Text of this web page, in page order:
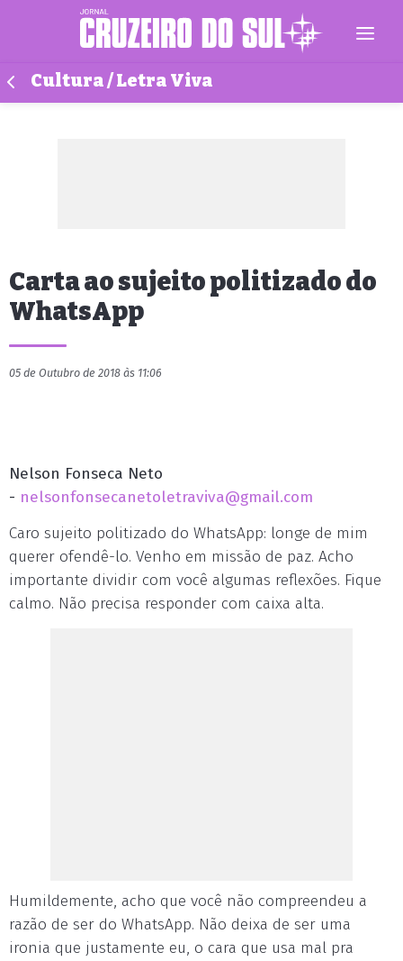
Cultura / Letra Viva
Carta ao sujeito politizado do
WhatsApp
05 de Outubro de 2018 às 11:06
Nelson Fonseca Neto
- nelsonfonsecanetoletraviva@gmail.com
Caro sujeito politizado do WhatsApp: longe de mim
querer ofendê-lo. Venho em missão de paz. Acho
importante dividir com você algumas reflexões. Fique
calmo. Não precisa responder com caixa alta.
Humildemente, acho que você não compreendeu a
razão de ser do WhatsApp. Não deixa de ser uma
ironia que justamente eu, o cara que usa mal pra